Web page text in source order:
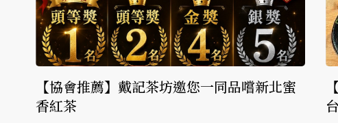
【協會推薦】戴記茶坊邀您一同品嚐新北蜜
香紅茶